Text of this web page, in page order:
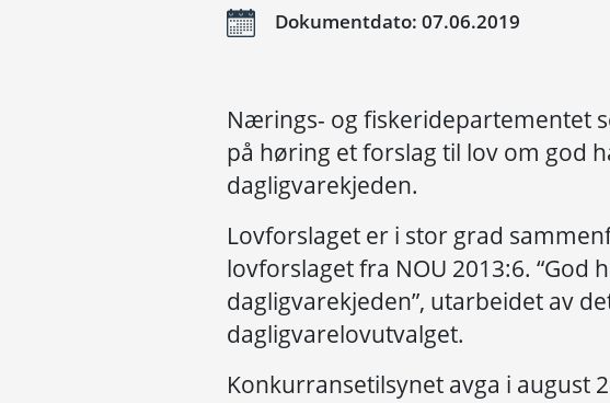
Dokumentdato: 07.06.2019
Nærings- og fiskeridepartementet
på høring et forslag til lov om god
dagligvarekjeden.
Lovforslaget er i stor grad
lovforslaget fra NOU 2013:6. “God
dagligvarekjeden”, utarbeidet av
dagligvarelovutvalget.
Konkurransetilsynet avga i august